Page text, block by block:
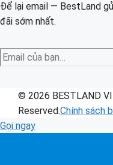
Để lại email — BestLand
đãi sớm nhất.
Email
của
© 2026 BESTLAND
Reserved.Chính sách
Gọi ngay